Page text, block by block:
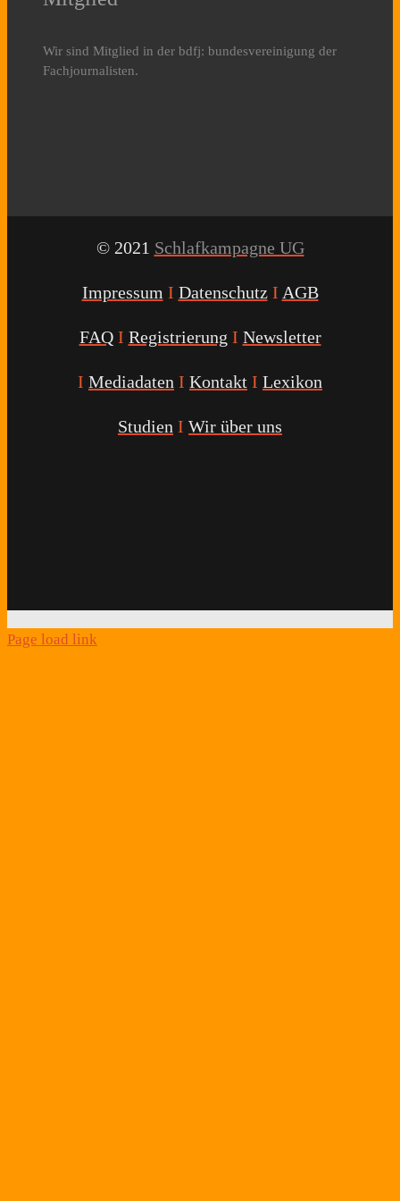
Wir sind Mitglied in der bdfj: bundesvereinigung der
Fachjournalisten.
© 2021 Schlafkampagne UG
Impressum I Datenschutz I AGB
FAQ I Registrierung I Newsletter
I Mediadaten I Kontakt I Lexikon
Studien I Wir über uns
Page load link